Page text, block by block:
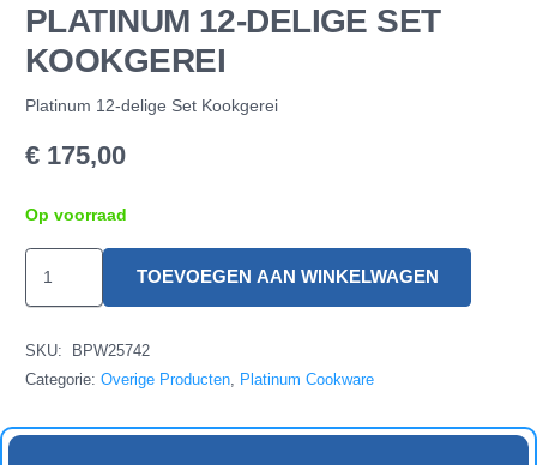
PLATINUM 12-DELIGE SET
KOOKGEREI
Platinum 12-delige Set Kookgerei
€ 175,00
Op voorraad
12-
aantal
TOEVOEGEN AAN WINKELWAGEN
SKU:
BPW25742
Categorie: Overige Producten, Platinum Cookware